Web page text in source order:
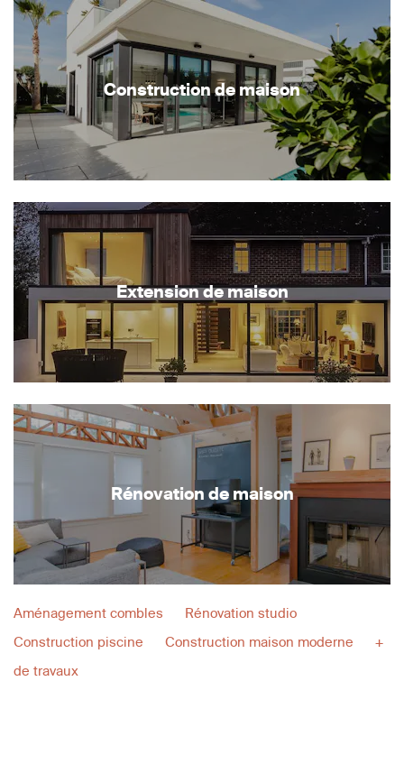
Construction de maison
Extension de maison
Rénovation de maison
Aménagement combles
Rénovation studio
Construction piscine
Construction maison moderne
+
de travaux